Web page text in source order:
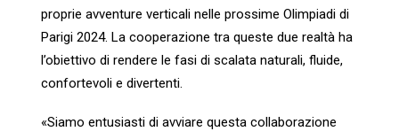
proprie avventure verticali nelle prossime Olimpiadi di
Parigi 2024. La cooperazione tra queste due realtà ha
l’obiettivo di rendere le fasi di scalata naturali, fluide,
confortevoli e divertenti.
«Siamo entusiasti di avviare questa collaborazione